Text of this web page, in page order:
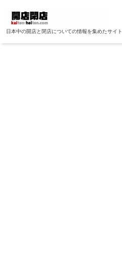
日本中の開店と閉店についての情報を集めたサイト